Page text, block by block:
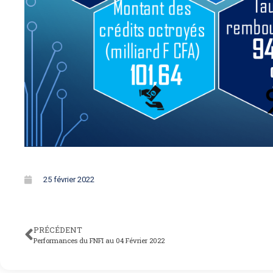
25 février 2022
PRÉCÉDENT
Performances du FNFI au 04 Février 2022